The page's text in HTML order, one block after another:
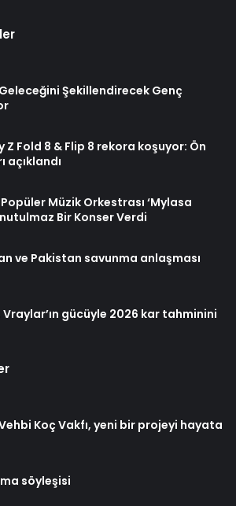
Geleceğini Şekillendirecek Genç
Z Fold 8 & Flip 8 rekora koşuyor: Ön
açıklandı
Müzik Orkestrası ‘Mylasa
Bir Konser Verdi
ve Pakistan savunma anlaşması
gücüyle 2026 kar tahminini
Koç Vakfı, yeni bir projeyi hayata
söyleşisi